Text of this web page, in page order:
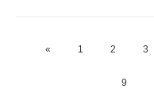
« 1 2 3
9